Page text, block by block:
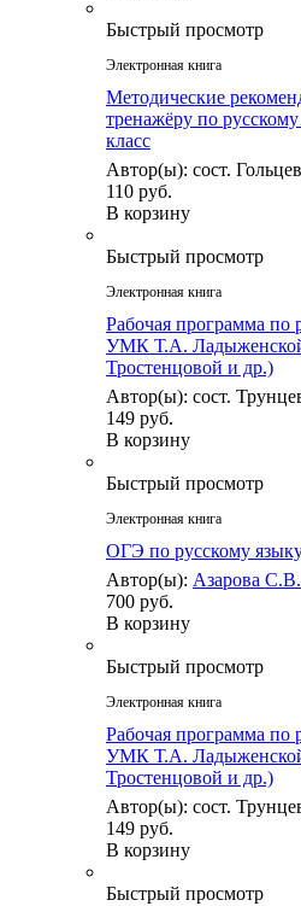
Быстрый просмотр
Электронная книга
Методические
тренажёру по
класс
Автор(ы): сост.
110 руб.
В корзину
Быстрый просмотр
Электронная книга
Рабочая программа по
УМК Т.А.
Тростенцовой и др.)
Автор(ы): сост.
149 руб.
В корзину
Быстрый просмотр
Электронная книга
ОГЭ по русскому
Автор(ы): Азарова С.В.
700 руб.
В корзину
Быстрый просмотр
Электронная книга
Рабочая программа по
УМК Т.А.
Тростенцовой и др.)
Автор(ы): сост.
149 руб.
В корзину
Быстрый просмотр